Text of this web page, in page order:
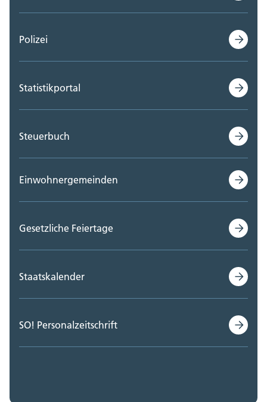
Polizei
Statistikportal
Steuerbuch
Einwohnergemeinden
Gesetzliche Feiertage
Staatskalender
SO! Personalzeitschrift